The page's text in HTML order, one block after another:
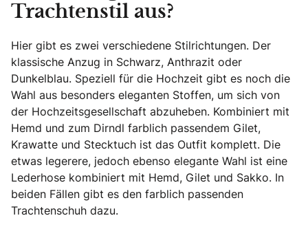
Trachtenstil aus?
Hier gibt es zwei verschiedene Stilrichtungen. Der
klassische Anzug in Schwarz, Anthrazit oder
Dunkelblau. Speziell für die Hochzeit gibt es noch die
Wahl aus besonders eleganten Stoffen, um sich von
der Hochzeitsgesellschaft abzuheben. Kombiniert mit
Hemd und zum Dirndl farblich passendem Gilet,
Krawatte und Stecktuch ist das Outfit komplett. Die
etwas legerere, jedoch ebenso elegante Wahl ist eine
Lederhose kombiniert mit Hemd, Gilet und Sakko. In
beiden Fällen gibt es den farblich passenden
Trachtenschuh dazu.